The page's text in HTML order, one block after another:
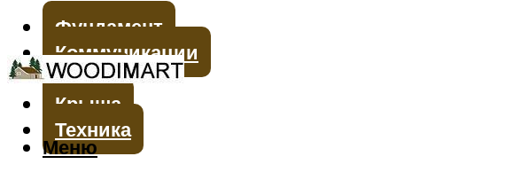
Фундамент
Коммуникации
Стены
Крыша
Техника
Меню